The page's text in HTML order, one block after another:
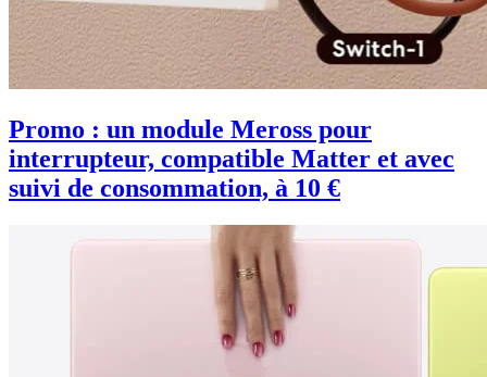
Promo : un module Meross pour
interrupteur, compatible Matter et avec
suivi de consommation, à 10 €